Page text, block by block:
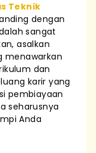
Teknik
dengan
sangat
asalkan
menawarkan
dan
karir yang
pembiayaan
seharusnya
Anda